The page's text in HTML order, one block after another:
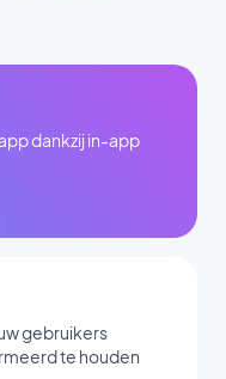
dankzij in-app
gebruikers
te houden